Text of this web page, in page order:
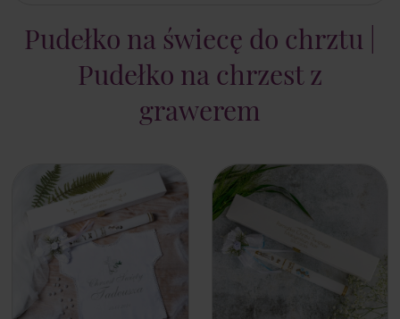
Pudełko na świecę do chrztu |
Pudełko na chrzest z
grawerem